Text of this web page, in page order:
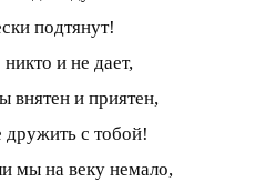
подтянут!
и не дает,
внятен и приятен,
с тобой!
мы на веку немало,